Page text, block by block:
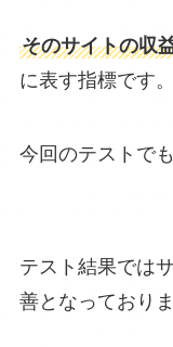
そのサイトの収
に表す指標です。
今回のテストで
テスト結果では
善となっておりま